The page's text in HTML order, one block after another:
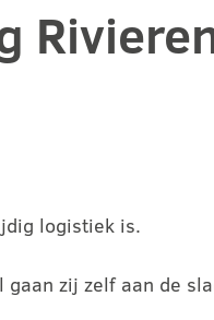
logistiek is.
zij zelf aan de